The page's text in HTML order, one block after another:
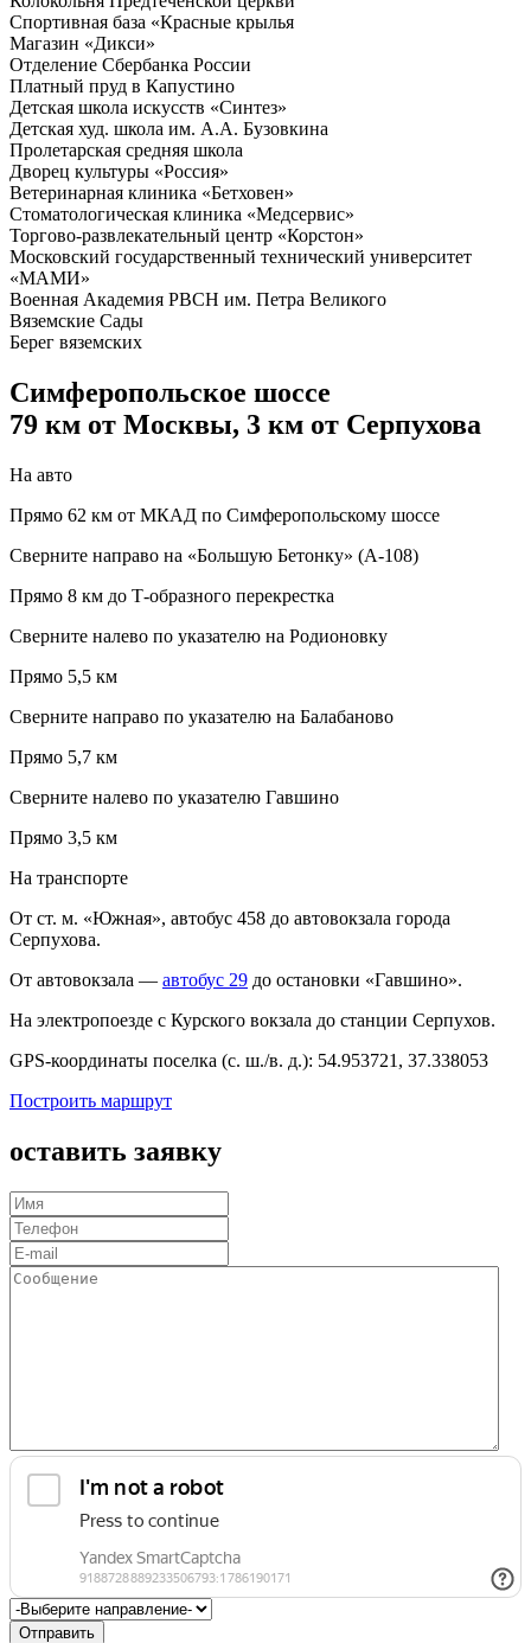
Спортивная база «Красные крылья
Магазин «Дикси»
Отделение Сбербанка России
Платный пруд в Капустино
Детская школа искусств «Синтез»
Детская худ. школа им. А.А. Бузовкина
Пролетарская средняя школа
Дворец культуры «Россия»
Ветеринарная клиника «Бетховен»
Стоматологическая клиника «Медсервис»
Торгово-развлекательный центр «Корстон»
Московский государственный технический университет
«МАМИ»
Военная Академия РВСН им. Петра Великого
Вяземские Сады
Берег вяземских
Симферопольское шоссе
79 км от Москвы, 3 км от Серпухова
На авто
Прямо 62 км от МКАД по Симферопольскому шоссе
Сверните направо на «Большую Бетонку» (А-108)
Прямо 8 км до Т-образного перекрестка
Сверните налево по указателю на Родионовку
Прямо 5,5 км
Сверните направо по указателю на Балабаново
Прямо 5,7 км
Сверните налево по указателю Гавшино
Прямо 3,5 км
На транспорте
От ст. м. «Южная», автобус 458 до автовокзала города
Серпухова.
От автовокзала — автобус 29 до остановки «Гавшино».
На электропоезде с Курского вокзала до станции Серпухов.
GPS-координаты поселка (с. ш./в. д.): 54.953721, 37.338053
Построить маршрут
оставить заявку
Отправить